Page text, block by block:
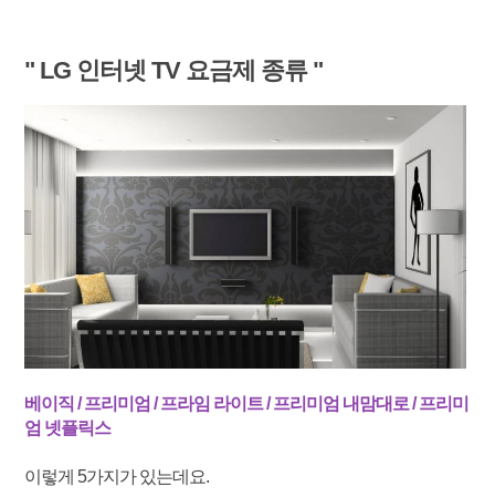
" LG 인터넷 TV 요금제 종류 "
베이직 / 프리미엄 / 프라임 라이트 / 프리미엄 내맘대로 / 프리미
엄 넷플릭스
이렇게 5가지가 있는데요.